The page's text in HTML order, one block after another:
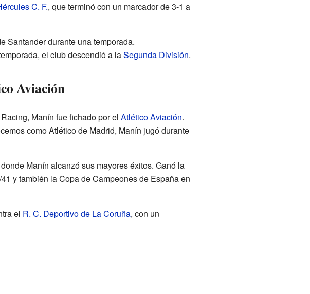
C. F., que terminó con un marcador de 3-1 a
Santander durante una temporada.
el club descendió a laSegunda División.
Aviación
Manín fue fichado por el Atlético Aviación.
como Atlético de Madrid, Manín jugó durante
Manín alcanzó sus mayores éxitos. Ganó la
y también la Copa de Campeones de España en
el R. C. Deportivo de La Coruña, con un